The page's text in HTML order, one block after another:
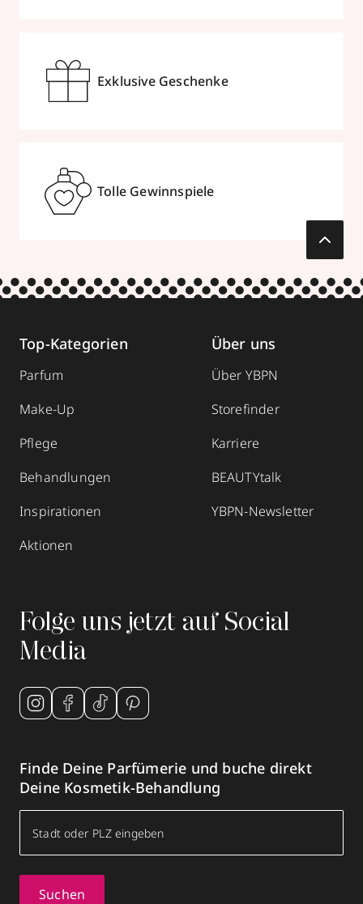
Exklusive Geschenke
Tolle Gewinnspiele
Top-Kategorien
Parfum
Make-Up
Pflege
Behandlungen
Inspirationen
Aktionen
Über uns
Über YBPN
Storefinder
Karriere
BEAUTYtalk
YBPN-Newsletter
Folge uns jetzt auf Social
Media
Finde Deine Parfümerie und buche direkt
Deine Kosmetik-Behandlung
Suchen